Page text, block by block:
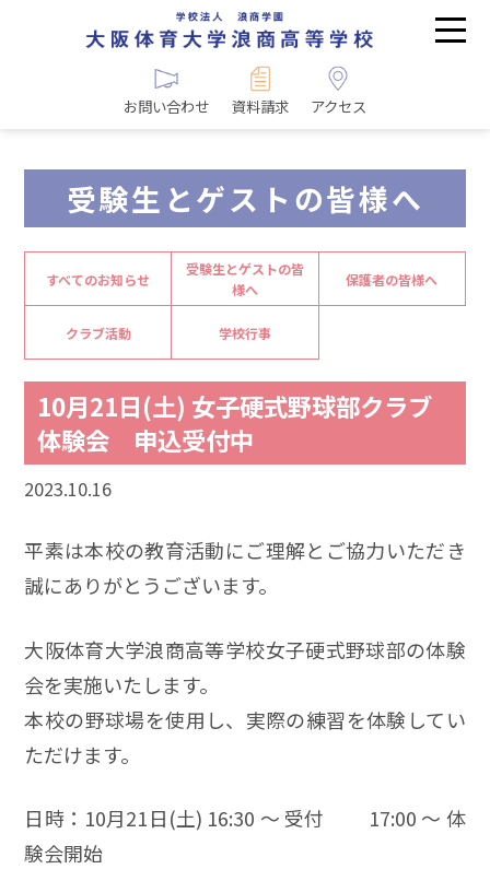
お問い合わせ 資料請求 アクセス
受験生とゲストの皆様へ
すべてのお知らせ
受験生とゲストの皆
様へ
保護者の皆様へ
クラブ活動 学校行事
10月21日(土) 女子硬式野球部クラブ
体験会 申込受付中
2023.10.16
平素は本校の教育活動にご理解とご協力いただき
誠にありがとうございます。
大阪体育大学浪商高等学校女子硬式野球部の体験
会を実施いたします。
本校の野球場を使用し、実際の練習を体験してい
ただけます。
日時：10月21日(土) 16:30 ～ 受付 17:00 ～ 体
験会開始